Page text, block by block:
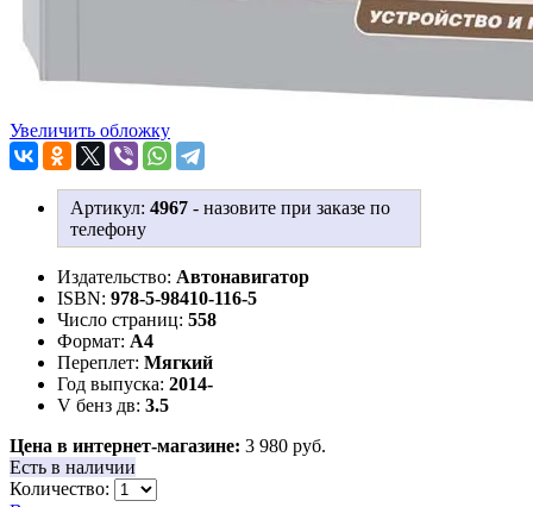
Увеличить обложку
Артикул: 4967 - назовите при заказе по
телефону
Издательство: Автонавигатор
ISBN: 978-5-98410-116-5
Число страниц: 558
Формат: А4
Переплет: Мягкий
Год выпуска: 2014-
V бенз дв: 3.5
Цена в интернет-магазине: 3 980 руб.
Есть в наличии
Количество: